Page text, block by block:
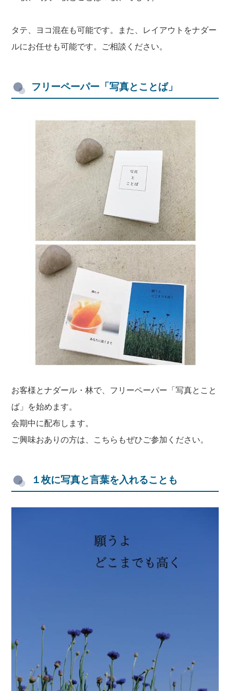
タテ、ヨコ混在も可能です。また、レイアウトをナダー
ルにお任せも可能です。ご相談ください。
フリーペーパー「写真とことば」
お客様とナダール・林で、フリーペーパー「写真とこと
ば」を始めます。
会期中に配布します。
ご興味おありの方は、こちらもぜひご参加ください。
１枚に写真と言葉を入れることも